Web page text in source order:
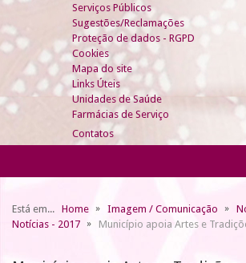
Serviços Públicos
Sugestões/Reclamações
Proteção de dados - RGPD
Cookies
Mapa do site
Links Úteis
Unidades de Saúde
Farmácias de Serviço
Contatos
Está em... Home Imagem / Comunicação
Notícias - 2017
Município apoia Artes e